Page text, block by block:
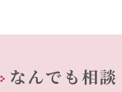
なんでも相談